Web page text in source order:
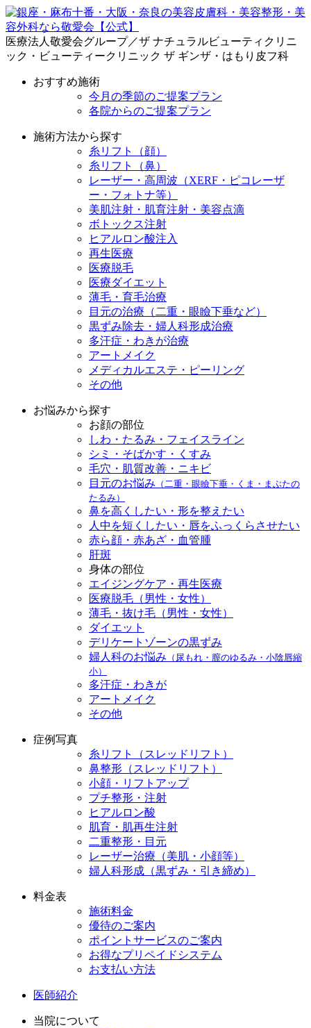
医療法人敬愛会グループ／ザ ナチュラルビューティクリニ
ック・ビューティークリニック ザ ギンザ・はもり皮フ科
おすすめ施術
今月の季節のご提案プラン
各院からのご提案プラン
施術方法から探す
糸リフト（顔）
糸リフト（鼻）
レーザー・高周波（XERF・ピコレーザ
ー・フォトナ等）
美肌注射・肌育注射・美容点滴
ボトックス注射
ヒアルロン酸注入
再生医療
医療脱毛
医療ダイエット
薄毛・育毛治療
目元の治療（二重・眼瞼下垂など）
黒ずみ除去・婦人科形成治療
多汗症・わきが治療
アートメイク
メディカルエステ・ピーリング
その他
お悩みから探す
お顔の部位
しわ・たるみ・フェイスライン
シミ・そばかす・くすみ
毛穴・肌質改善・ニキビ
目元のお悩み （二重・眼瞼下垂・くま・まぶたの
たるみ）
鼻を高くしたい・形を整えたい
人中を短くしたい・唇をふっくらさせたい
赤ら顔・赤あざ・血管腫
肝斑
身体の部位
エイジングケア・再生医療
医療脱毛（男性・女性）
薄毛・抜け毛（男性・女性）
ダイエット
デリケートゾーンの黒ずみ
婦人科のお悩み （尿もれ・膣のゆるみ・小陰唇縮
小）
多汗症・わきが
アートメイク
その他
症例写真
糸リフト（スレッドリフト）
鼻整形（スレッドリフト）
小顔・リフトアップ
プチ整形・注射
ヒアルロン酸
肌育・肌再生注射
二重整形・目元
レーザー治療（美肌・小顔等）
婦人科形成（黒ずみ・引き締め）
料金表
施術料金
優待のご案内
ポイントサービスのご案内
お得なプリペイドシステム
お支払い方法
医師紹介
当院について